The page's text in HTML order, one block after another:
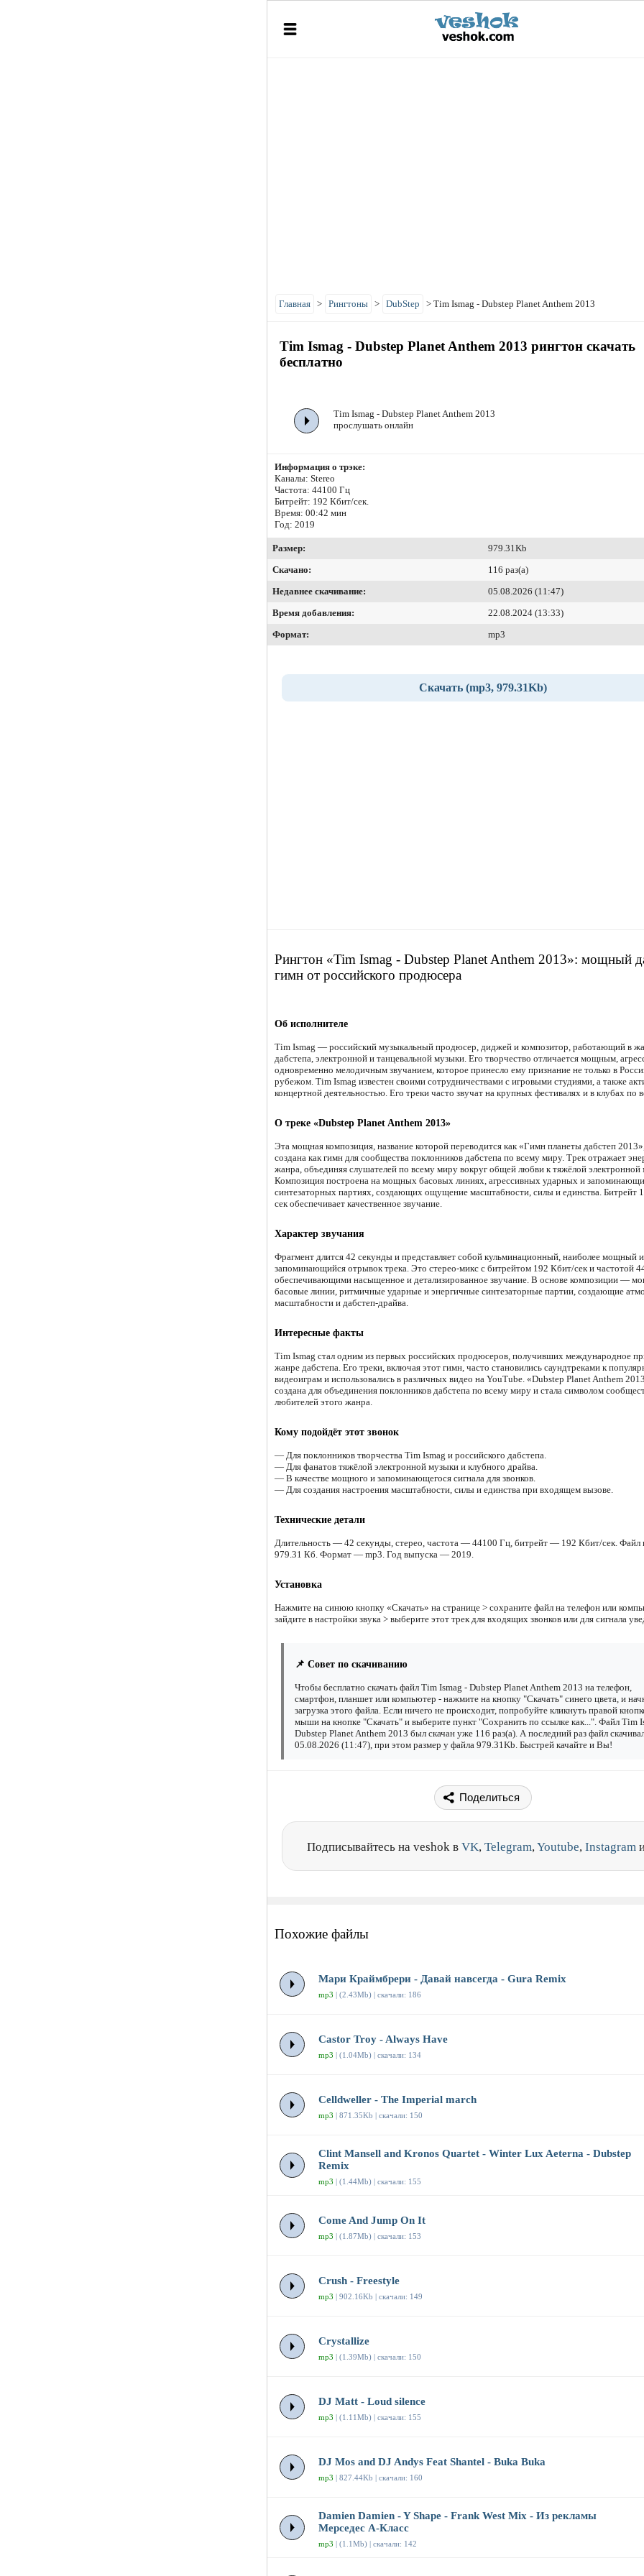
Главная > Рингтоны > DubStep > Tim Ismag - Dubstep Planet Anthem 2013
Tim Ismag - Dubstep Planet Anthem 2013 рингтон скачать
бесплатно
Tim Ismag - Dubstep Planet Anthem 2013
прослушать онлайн
Информация о трэке:
Каналы: Stereo
Частота: 44100 Гц
Битрейт: 192 Кбит/сек.
Время: 00:42 мин
Год: 2019
Размер:
979.31Kb
Скачано:
116 раз(а)
Недавнее скачивание:
05.08.2026 (11:47)
Время добавления:
22.08.2024 (13:33)
Формат:
mp3
Скачать (mp3, 979.31Kb)
Рингтон «Tim Ismag - Dubstep Planet Anthem 2013»: мощный
гимн от российского продюсера
Об исполнителе
Tim Ismag — российский музыкальный продюсер, диджей и композитор, работающий в
дабстепа, электронной и танцевальной музыки. Его творчество отличается мощным,
одновременно мелодичным звучанием, которое принесло ему признание не только в
рубежом. Tim Ismag известен своими сотрудничествами с игровыми студиями, а также
концертной деятельностью. Его треки часто звучат на крупных фестивалях и в клубах по
О треке «Dubstep Planet Anthem 2013»
Эта мощная композиция, название которой переводится как «Гимн планеты дабстеп
создана как гимн для сообщества поклонников дабстепа по всему миру. Трек отражает
жанра, объединяя слушателей по всему миру вокруг общей любви к тяжёлой электронной
Композиция построена на мощных басовых линиях, агрессивных ударных и
синтезаторных партиях, создающих ощущение масштабности, силы и единства. Битрейт
сек обеспечивает качественное звучание.
Характер звучания
Фрагмент длится 42 секунды и представляет собой кульминационный, наиболее мощный и
запоминающийся отрывок трека. Это стерео-микс с битрейтом 192 Кбит/сек и частотой
обеспечивающими насыщенное и детализированное звучание. В основе композиции —
басовые линии, ритмичные ударные и энергичные синтезаторные партии, создающие
масштабности и дабстеп-драйва.
Интересные факты
Tim Ismag стал одним из первых российских продюсеров, получивших международное
жанре дабстепа. Его треки, включая этот гимн, часто становились саундтреками к
видеоиграм и использовались в различных видео на YouTube. «Dubstep Planet Anthem
создана для объединения поклонников дабстепа по всему миру и стала символом
любителей этого жанра.
Кому подойдёт этот звонок
— Для поклонников творчества Tim Ismag и российского дабстепа.
— Для фанатов тяжёлой электронной музыки и клубного драйва.
— В качестве мощного и запоминающегося сигнала для звонков.
— Для создания настроения масштабности, силы и единства при входящем вызове.
Технические детали
Длительность — 42 секунды, стерео, частота — 44100 Гц, битрейт — 192 Кбит/сек. Файл
979.31 Кб. Формат — mp3. Год выпуска — 2019.
Установка
Нажмите на синюю кнопку «Скачать» на странице > сохраните файл на телефон или
зайдите в настройки звука > выберите этот трек для входящих звонков или для сигнала
📌 Совет по скачиванию
Чтобы бесплатно скачать файл Tim Ismag - Dubstep Planet Anthem 2013 на телефон,
смартфон, планшет или компьютер - нажмите на кнопку "Скачать" синего цвета, и
загрузка этого файла. Если ничего не происходит, попробуйте кликнуть правой
мыши на кнопке "Скачать" и выберите пункт "Сохранить по ссылке как...". Файл Tim
Dubstep Planet Anthem 2013 был скачан уже 116 раз(а). А последний раз файл
05.08.2026 (11:47), при этом размер у файла 979.31Kb. Быстрей качайте и Вы!
Поделиться
Подписывайтесь на veshok в VK, Telegram,Youtube, Instagram
Похожие файлы
Мари Краймбрери - Давай навсегда - Gura Remix
mp3 | (2.43Mb) | скачали: 186
Castor Troy - Always Have
mp3 | (1.04Mb) | скачали: 134
Celldweller - The Imperial march
mp3 | 871.35Kb | скачали: 150
Clint Mansell and Kronos Quartet - Winter Lux Aeterna - Dubstep
Remix
mp3 | (1.44Mb) | скачали: 155
Come And Jump On It
mp3 | (1.87Mb) | скачали: 153
Crush - Freestyle
mp3 | 902.16Kb | скачали: 149
Crystallize
mp3 | (1.39Mb) | скачали: 150
DJ Matt - Loud silence
mp3 | (1.11Mb) | скачали: 155
DJ Mos and DJ Andys Feat Shantel - Buka Buka
mp3 | 827.44Kb | скачали: 160
Damien Damien - Y Shape - Frank West Mix - Из рекламы
Мерседес А-Класс
mp3 | (1.1Mb) | скачали: 142